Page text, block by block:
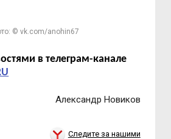
© vk.com/anohin67
в телеграм-канале
Александр Новиков
Следите за нашими